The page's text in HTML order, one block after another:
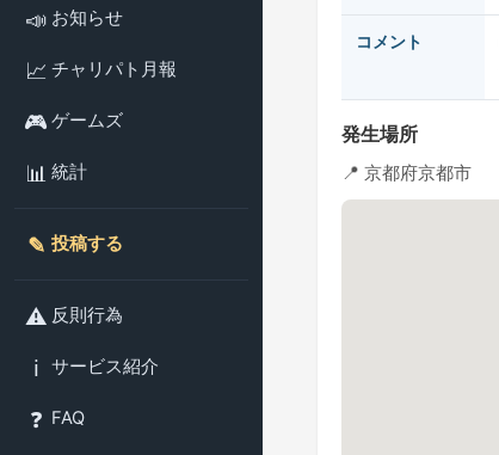
📣 お知らせ
📈 チャリパト月報
🎮 ゲームズ
📊 統計
✎️ 投稿する
⚠️ 反則行為
ℹ️ サービス紹介
❓ FAQ
コメント
発生場所
📍 京都府京都市